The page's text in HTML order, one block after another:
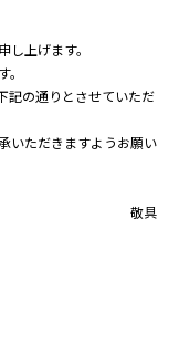
上げます。
記の通りとさせていただ
いただきますようお願い
敬具